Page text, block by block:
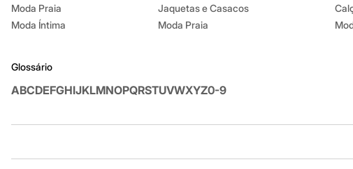
Moda Praia
Moda Íntima
Jaquetas e Casacos
Moda Praia
Glossário
ABCDEFGHIJKLMNOPQRSTUVWXYZ0-9